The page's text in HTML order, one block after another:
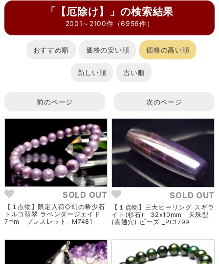
「【厄除け】」の検索結果
2001～2100件（6956件）
おすすめ順 価格の安い順 価格の高い順
新しい順 古い順
前のページ 次のページ
SOLD OUT
【１点物】限定入荷◇幻の希少石
トルコ翡翠 ラベンダージェイド
7mm ブレスレット _M7481
SOLD OUT
【１点物】三大ヒーリング スギラ
イト(杉石) 32x10mm 天珠型
(貫通穴) ビーズ _PC1799